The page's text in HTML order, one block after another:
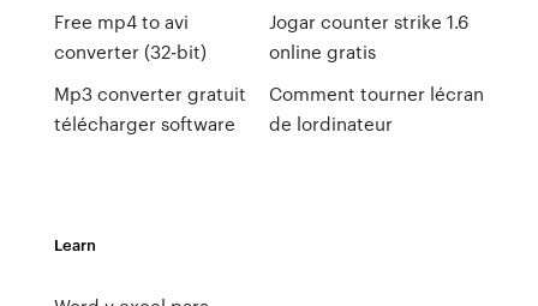
Free mp4 to avi
converter (32-bit)
Mp3 converter gratuit
télécharger software
Jogar counter strike 1.6
online gratis
Comment tourner lécran
de lordinateur
Learn